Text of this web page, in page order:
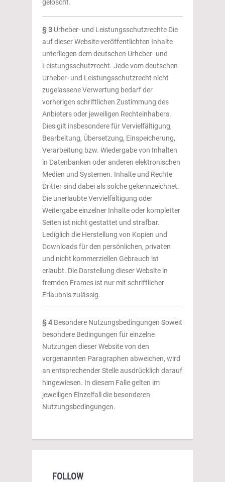
gelöscht.
§ 3 Urheber- und Leistungsschutzrechte Die
auf dieser Website veröffentlichten Inhalte
unterliegen dem deutschen Urheber- und
Leistungsschutzrecht. Jede vom deutschen
Urheber- und Leistungsschutzrecht nicht
zugelassene Verwertung bedarf der
vorherigen schriftlichen Zustimmung des
Anbieters oder jeweiligen Rechteinhabers.
Dies gilt insbesondere für Vervielfältigung,
Bearbeitung, Übersetzung, Einspeicherung,
Verarbeitung bzw. Wiedergabe von Inhalten
in Datenbanken oder anderen elektronischen
Medien und Systemen. Inhalte und Rechte
Dritter sind dabei als solche gekennzeichnet.
Die unerlaubte Vervielfältigung oder
Weitergabe einzelner Inhalte oder kompletter
Seiten ist nicht gestattet und strafbar.
Lediglich die Herstellung von Kopien und
Downloads für den persönlichen, privaten
und nicht kommerziellen Gebrauch ist
erlaubt. Die Darstellung dieser Website in
fremden Frames ist nur mit schriftlicher
Erlaubnis zulässig.
§ 4 Besondere Nutzungsbedingungen Soweit
besondere Bedingungen für einzelne
Nutzungen dieser Website von den
vorgenannten Paragraphen abweichen, wird
an entsprechender Stelle ausdrücklich darauf
hingewiesen. In diesem Falle gelten im
jeweiligen Einzelfall die besonderen
Nutzungsbedingungen.
FOLLOW